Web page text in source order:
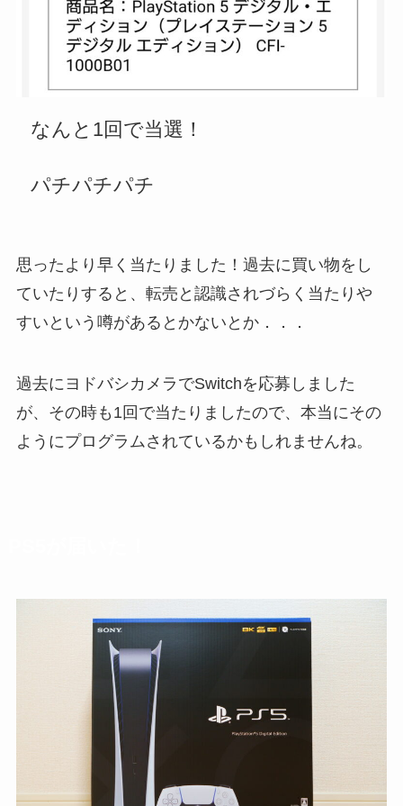
なんと1回で当選！
パチパチパチ
思ったより早く当たりました！ 過去に買い物をし
ていたりすると、転売と認識されづらく当たりや
すいという噂があるとかないとか．．．
過去にヨドバシカメラでSwitchを応募しました
が、その時も1回で当たりましたので、本当にその
ようにプログラムされているかもしれませんね。